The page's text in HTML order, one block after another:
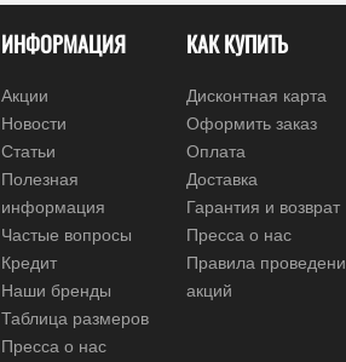
ИНФОРМАЦИЯ
Акции
Новости
Статьи
Полезная
информация
Частые вопросы
Кредит
Наши бренды
Таблица размеров
Пресса о нас
КАК КУПИТЬ
Дисконтная карта
Оформить заказ
Оплата
Доставка
Гарантия и возврат
Пресса о нас
Правила
акций